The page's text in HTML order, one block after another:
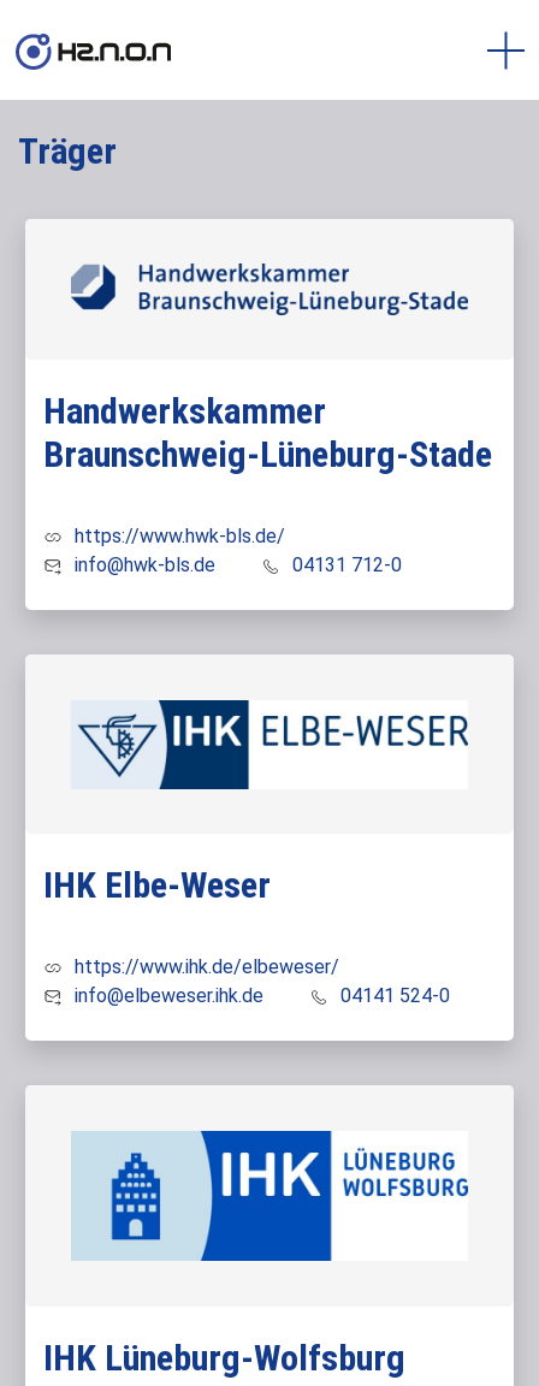
Träger
Handwerkskammer
Braunschweig-Lüneburg-Stade
https://www.hwk-bls.de/
info@hwk-bls.de
04131 712-0
IHK Elbe-Weser
https://www.ihk.de/elbeweser/
info@elbeweser.ihk.de
04141 524-0
IHK Lüneburg-Wolfsburg